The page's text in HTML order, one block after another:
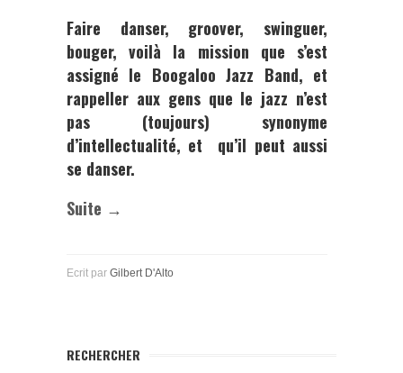
Faire danser, groover, swinguer,
bouger, voilà la mission que s’est
assigné le Boogaloo Jazz Band, et
rappeller aux gens que le jazz n’est
pas (toujours) synonyme
d’intellectualité, et qu’il peut aussi
se danser.
Suite →
Ecrit par Gilbert D'Alto
RECHERCHER